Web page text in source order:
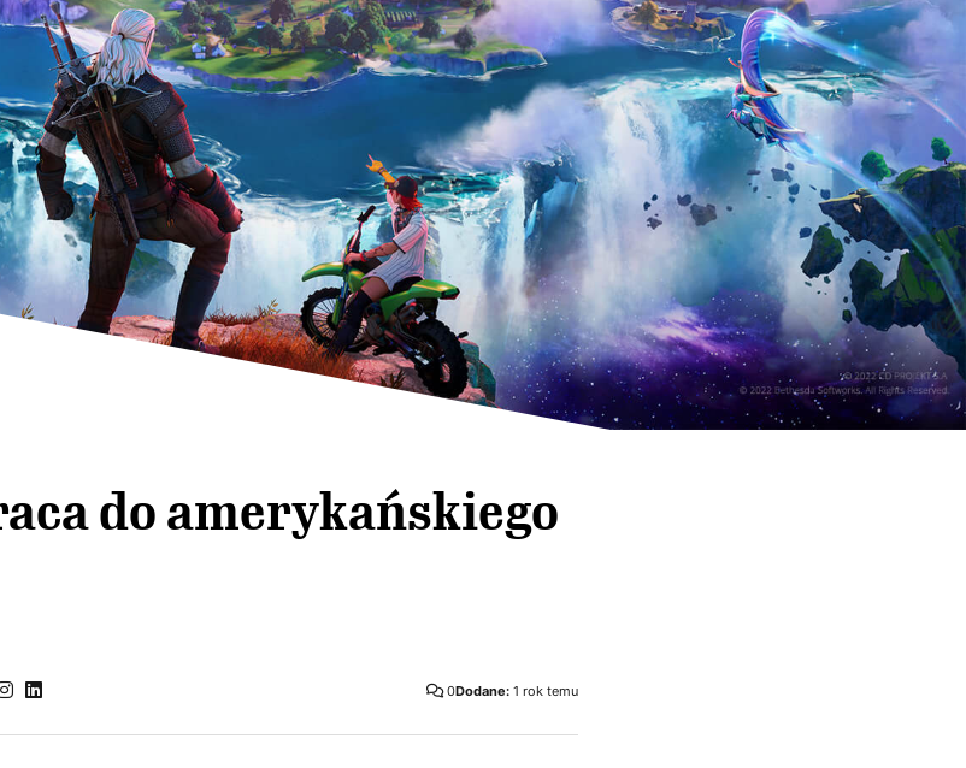
do amerykańskiego
0Dodane: 1 rok temu